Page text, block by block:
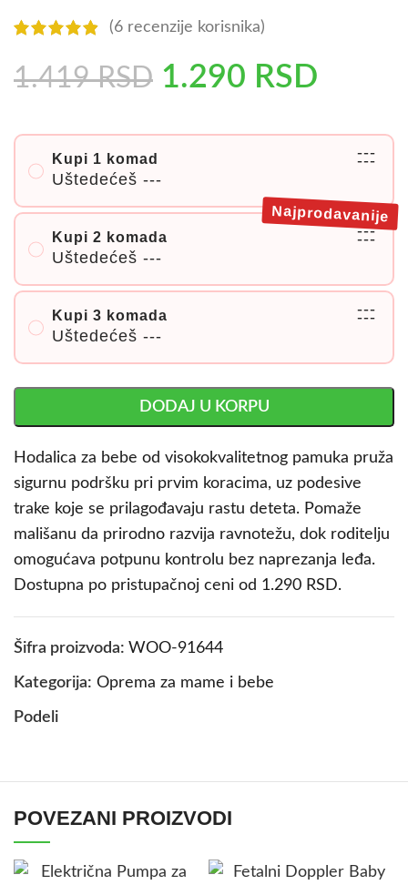
(6 recenzije korisnika)
1.419RSD 1.290 RSD
Kupi 1 komad
Uštedećeš ---
---
---
Kupi 2 komada
Uštedećeš ---
---
---
Najprodavanije
Kupi 3 komada
Uštedećeš ---
---
---
DODAJ U KORPU
Hodalica za bebe od visokokvalitetnog pamuka pruža
sigurnu podršku pri prvim koracima, uz podesive
trake koje se prilagođavaju rastu deteta. Pomaže
mališanu da prirodno razvija ravnotežu, dok roditelju
omogućava potpunu kontrolu bez naprezanja leđa.
Dostupna po pristupačnoj ceni od 1.290 RSD.
Šifra proizvoda: WOO-91644
Kategorija: Oprema za mame i bebe
Podeli
POVEZANI PROIZVODI